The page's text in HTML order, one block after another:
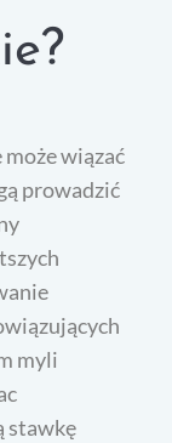
może wiązać
prowadzić
myli
stawkę